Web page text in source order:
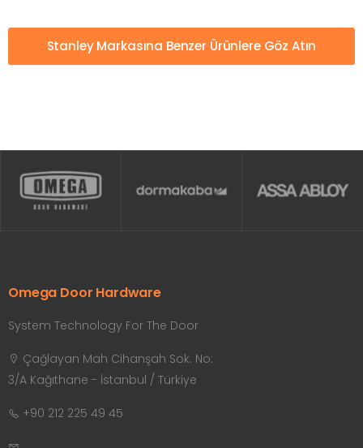
Stanley Markasına Benzer Ürünlere Göz Atın
Omega Door Hardware
System Technology For The Door
Çağlayan Mah Cihanşah Sok. No:
3/A Kağıthane - İstanbul / Türkiye
+90 212 225 49 45